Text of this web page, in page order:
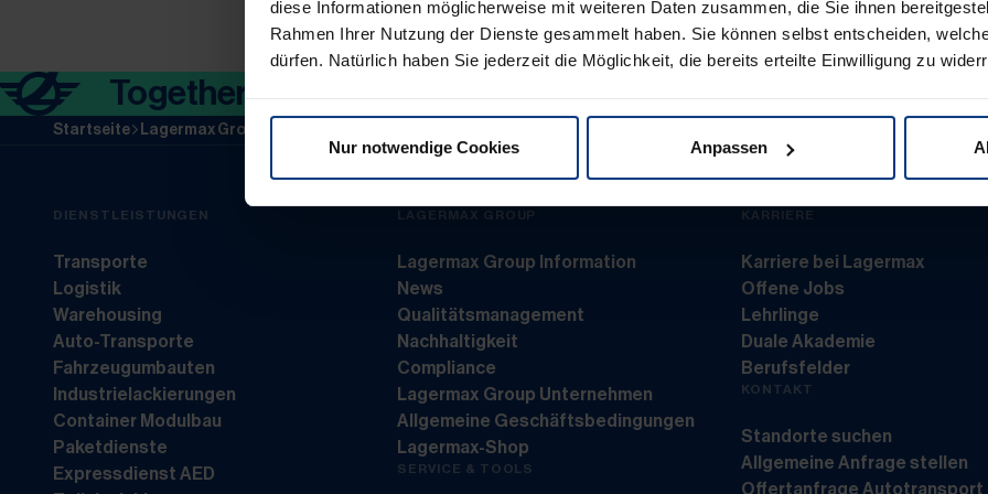
diese Informationen möglicherweise mit weiteren Daten zusammen, die Sie ihnen
Rahmen Ihrer Nutzung der Dienste gesammelt haben. Sie können selbst entscheiden,
dürfen. Natürlich haben Sie jederzeit die Möglichkeit, die bereits erteilte Einwilligung zu
Nur notwendige Cookies Anpassen
Together in motion.
Startseite Lagermax Group
DIENSTLEISTUNGEN
Transporte
Logistik
Warehousing
Auto-Transporte
Fahrzeugumbauten
Industrielackierungen
Container Modulbau
Paketdienste
Expressdienst AED
LAGERMAX GROUP
Lagermax Group Information
News
Qualitätsmanagement
Nachhaltigkeit
Compliance
Lagermax Group Unternehmen
Allgemeine Geschäftsbedingungen
Lagermax-Shop
SERVICE & TOOLS
KARRIERE
Karriere bei Lagermax
Offene Jobs
Lehrlinge
Duale Akademie
Berufsfelder
KONTAKT
Standorte suchen
Allgemeine Anfrage stellen
Offertanfrage Autotransport